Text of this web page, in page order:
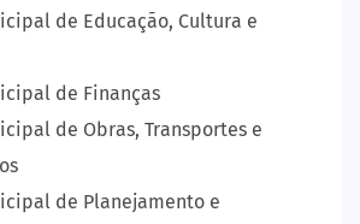
de Educação, Cultura e
de Finanças
de Obras, Transportes e
de Planejamento e